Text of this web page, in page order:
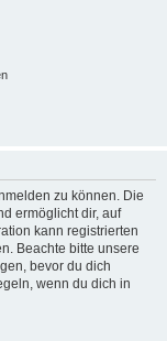
zu können. Die
ermöglicht dir, auf
kann registrierten
Beachte bitte unsere
bevor du dich
wenn du dich in